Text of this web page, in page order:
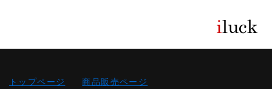
トップページ 商品販売ページ